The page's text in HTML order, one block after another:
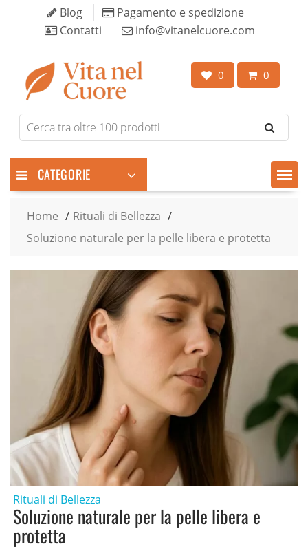
content
Blog
Pagamento e spedizione
Contatti
info@vitanelcuore.com
0 0
Search
for
CATEGORIE
Home
Rituali di Bellezza
Soluzione naturale per la pelle libera e protetta
Rituali di Bellezza
Soluzione naturale per la pelle libera e
protetta